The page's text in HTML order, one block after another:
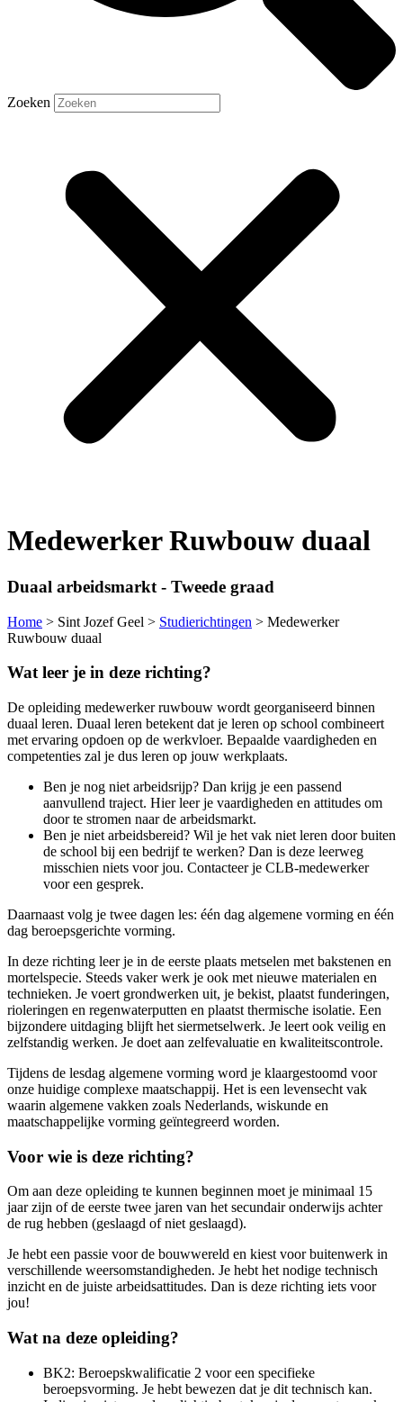
Zoeken
Medewerker Ruwbouw duaal
Duaal arbeidsmarkt - Tweede graad
Home > Sint Jozef Geel > Studierichtingen > Medewerker
Ruwbouw duaal
Wat leer je in deze richting?
De opleiding medewerker ruwbouw wordt georganiseerd binnen
duaal leren. Duaal leren betekent dat je leren op school combineert
met ervaring opdoen op de werkvloer. Bepaalde vaardigheden en
competenties zal je dus leren op jouw werkplaats.
Ben je nog niet arbeidsrijp? Dan krijg je een passend
aanvullend traject. Hier leer je vaardigheden en attitudes om
door te stromen naar de arbeidsmarkt.
Ben je niet arbeidsbereid? Wil je het vak niet leren door buiten
de school bij een bedrijf te werken? Dan is deze leerweg
misschien niets voor jou. Contacteer je CLB-medewerker
voor een gesprek.
Daarnaast volg je twee dagen les: één dag algemene vorming en één
dag beroepsgerichte vorming.
In deze richting leer je in de eerste plaats metselen met bakstenen en
mortelspecie. Steeds vaker werk je ook met nieuwe materialen en
technieken. Je voert grondwerken uit, je bekist, plaatst funderingen,
rioleringen en regenwaterputten en plaatst thermische isolatie. Een
bijzondere uitdaging blijft het siermetselwerk. Je leert ook veilig en
zelfstandig werken. Je doet aan zelfevaluatie en kwaliteitscontrole.
Tijdens de lesdag algemene vorming word je klaargestoomd voor
onze huidige complexe maatschappij. Het is een levensecht vak
waarin algemene vakken zoals Nederlands, wiskunde en
maatschappelijke vorming geïntegreerd worden.
Voor wie is deze richting?
Om aan deze opleiding te kunnen beginnen moet je minimaal 15
jaar zijn of de eerste twee jaren van het secundair onderwijs achter
de rug hebben (geslaagd of niet geslaagd).
Je hebt een passie voor de bouwwereld en kiest voor buitenwerk in
verschillende weersomstandigheden. Je hebt het nodige technisch
inzicht en de juiste arbeidsattitudes. Dan is deze richting iets voor
jou!
Wat na deze opleiding?
BK2: Beroepskwalificatie 2 voor een specifieke
beroepsvorming. Je hebt bewezen dat je dit technisch kan.